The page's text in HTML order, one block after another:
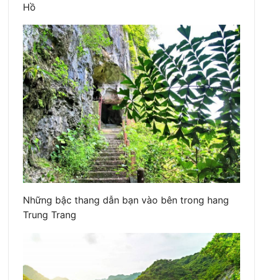
Hồ
Những bậc thang dẫn bạn vào bên trong hang
Trung Trang